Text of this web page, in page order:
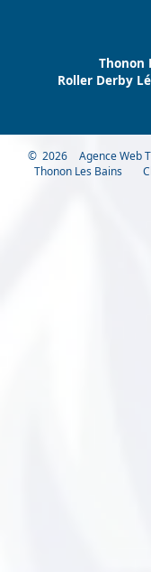
Thonon
Roller Derby
© 2026 Agence Web
Thonon Les Bains